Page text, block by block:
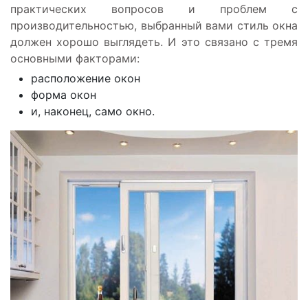
практических вопросов и проблем с
производительностью, выбранный вами стиль окна
должен хорошо выглядеть. И это связано с тремя
основными факторами:
расположение окон
форма окон
и, наконец, само окно.